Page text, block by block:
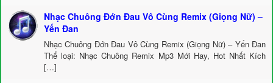
Nhạc Chuông Đớn Đau Vô Cùng Remix (Giọng Nữ) –
Yến Đan
Nhạc Chuông Đớn Đau Vô Cùng Remix (Giọng Nữ) – Yến Đan
Thể loại: Nhạc Chuông Remix Mp3 Mới Hay, Hot Nhất Kích
[…]